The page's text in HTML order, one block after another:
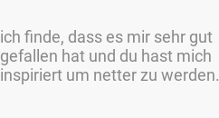
ich finde, dass es mir sehr gut
gefallen hat und du hast mich
inspiriert um netter zu werden.